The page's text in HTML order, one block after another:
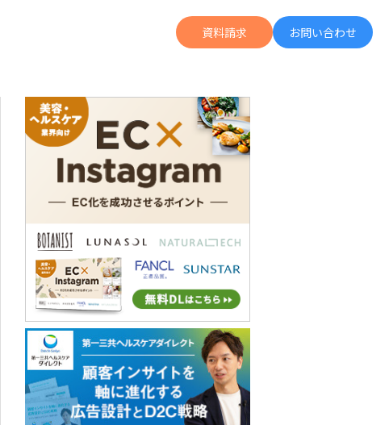
資料請求 お問い合わせ